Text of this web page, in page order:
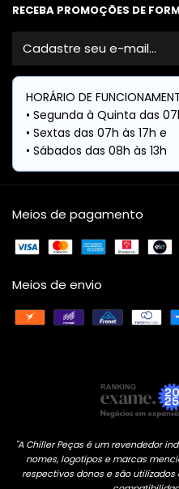
RECEBA PROMOÇÕES DE
Meios de pagamento
Meios de envio
"A Chiller Peças é um revendedor
nomes, logotipos e marcas
respectivos donos e são